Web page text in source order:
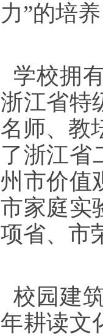
力”的培
学校拥
浙江省特
名师、教
了浙江省
州市价值
市家庭实
项省、市
校园建
年耕读文